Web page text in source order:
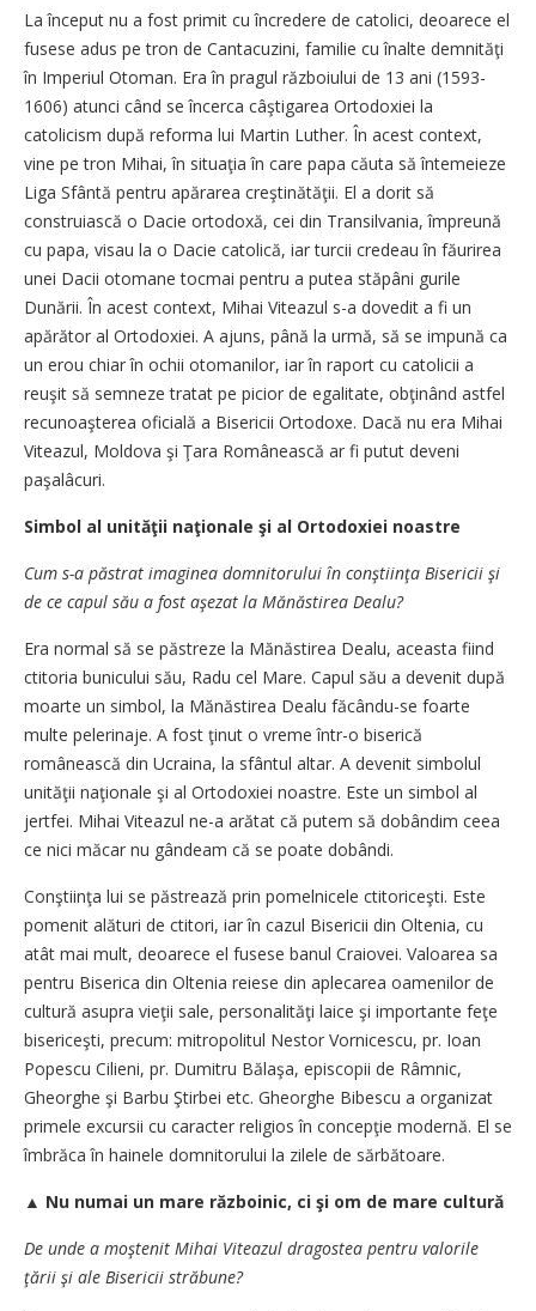
La început nu a fost primit cu încredere de catolici, deoarece el
fusese adus pe tron de Cantacuzini, familie cu înalte demnităţi
în Imperiul Otoman. Era în pragul războiului de 13 ani (1593-
1606) atunci când se încerca câştigarea Ortodoxiei la
catolicism după reforma lui Martin Luther. În acest context,
vine pe tron Mihai, în situaţia în care papa căuta să întemeieze
Liga Sfântă pentru apărarea creştinătăţii. El a dorit să
construiască o Dacie ortodoxă, cei din Transilvania, împreună
cu papa, visau la o Dacie catolică, iar turcii credeau în făurirea
unei Dacii otomane tocmai pentru a putea stăpâni gurile
Dunării. În acest context, Mihai Viteazul s-a dovedit a fi un
apărător al Ortodoxiei. A ajuns, până la urmă, să se impună ca
un erou chiar în ochii otomanilor, iar în raport cu catolicii a
reuşit să semneze tratat pe picior de egalitate, obţinând astfel
recunoaşterea oficială a Bisericii Ortodoxe. Dacă nu era Mihai
Viteazul, Moldova şi Ţara Românească ar fi putut deveni
paşalâcuri.
Simbol al unităţii naţionale şi al Ortodoxiei noastre
Cum s-a păstrat imaginea domnitorului în conştiinţa Bisericii şi
de ce capul său a fost aşezat la Mănăstirea Dealu?
Era normal să se păstreze la Mănăstirea Dealu, aceasta fiind
ctitoria bunicului său, Radu cel Mare. Capul său a devenit după
moarte un simbol, la Mănăstirea Dealu făcându-se foarte
multe pelerinaje. A fost ţinut o vreme într-o biserică
românească din Ucraina, la sfântul altar. A devenit simbolul
unităţii naţionale şi al Ortodoxiei noastre. Este un simbol al
jertfei. Mihai Viteazul ne-a arătat că putem să dobândim ceea
ce nici măcar nu gândeam că se poate dobândi.
Conştiinţa lui se păstrează prin pomelnicele ctitoriceşti. Este
pomenit alături de ctitori, iar în cazul Bisericii din Oltenia, cu
atât mai mult, deoarece el fusese banul Craiovei. Valoarea sa
pentru Biserica din Oltenia reiese din aplecarea oamenilor de
cultură asupra vieţii sale, personalităţi laice şi importante feţe
bisericeşti, precum: mitropolitul Nestor Vornicescu, pr. Ioan
Popescu Cilieni, pr. Dumitru Bălaşa, episcopii de Râmnic,
Gheorghe şi Barbu Ştirbei etc. Gheorghe Bibescu a organizat
primele excursii cu caracter religios în concepţie modernă. El se
îmbrăca în hainele domnitorului la zilele de sărbătoare.
▲ Nu numai un mare războinic, ci şi om de mare cultură
De unde a moştenit Mihai Viteazul dragostea pentru valorile
ţării şi ale Bisericii străbune?